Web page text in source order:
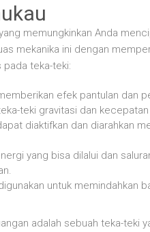
memungkinkan Anda
mekanika ini dengan
teka-teki:
efek pantulan dan
teki gravitasi dan
diaktifkan dan diarahkan
yang bisa dilalui dan
untuk memindahkan
adalah sebuah teka-teki